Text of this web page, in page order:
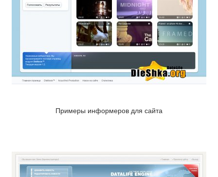
Примеры информеров для сайта